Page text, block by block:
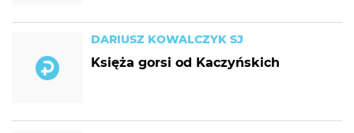
DARIUSZ KOWALCZYK SJ
Księża gorsi od Kaczyńskich